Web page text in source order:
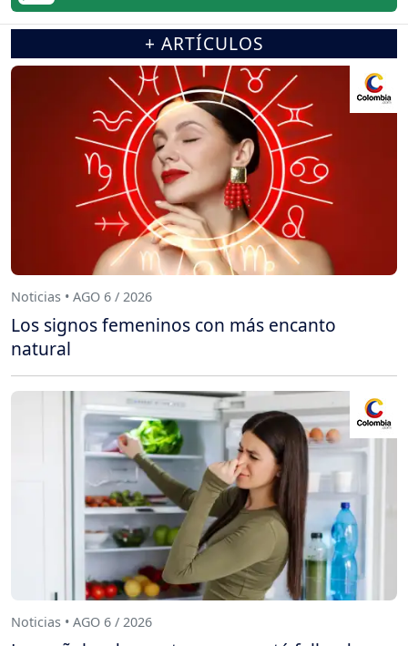
+ ARTÍCULOS
Noticias • AGO 6 / 2026
Los signos femeninos con más encanto
natural
Noticias • AGO 6 / 2026